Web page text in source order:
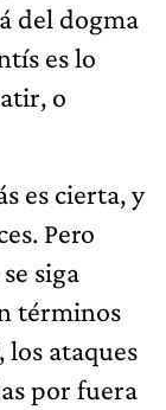
del dogma
es lo
o
es cierta, y
Pero
siga
términos
los ataques
por fuera